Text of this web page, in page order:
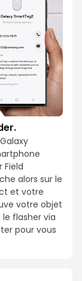
Field
alors sur le
et votre
votre objet
flasher via
pour vous